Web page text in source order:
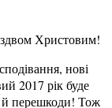
Христовим!
нові
2017 рік буде
й перешкоди! Тож